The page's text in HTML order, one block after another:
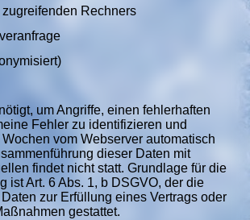
Rechners
um Angriffe, einen fehlerhaften
Fehler zu identifizieren und
vom Webserver automatisch
dieser Daten mit
findet nicht statt. Grundlage für die
ist Art. 6 Abs. 1, b DSGVO, der die
zur Erfüllung eines Vertrags oder
gestattet.